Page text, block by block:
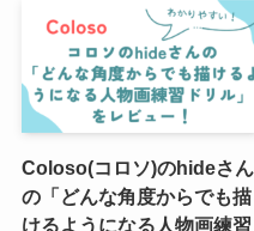
Coloso(コロソ)のhideさん
の「どんな角度からでも描
けるようになる人物画練習